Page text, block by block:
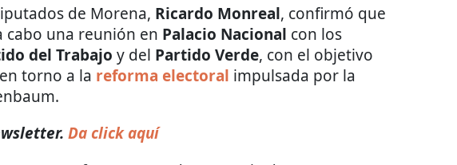
de Morena, Ricardo Monreal, confirmó que
cabo una reunión en Palacio Nacional con los
del Trabajo y del Partido Verde, con el objetivo
torno a la reforma electoral impulsada por la
Da click aquí